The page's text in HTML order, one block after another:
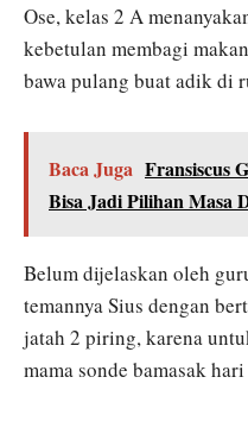
Ose, kelas 2 A
kebetulan membagi
bawa pulang buat adik di
Baca Juga Fransiscus
Bisa Jadi Pilihan Masa
Belum dijelaskan oleh
temannya Sius dengan
jatah 2 piring, karena
mama sonde bamasak